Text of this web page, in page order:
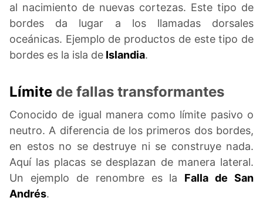
al nacimiento de nuevas cortezas. Este tipo de
bordes da lugar a los llamadas dorsales
oceánicas. Ejemplo de productos de este tipo de
bordes es la isla de Islandia.
Límite de fallas transformantes
Conocido de igual manera como límite pasivo o
neutro. A diferencia de los primeros dos bordes,
en estos no se destruye ni se construye nada.
Aquí las placas se desplazan de manera lateral.
Un ejemplo de renombre es la Falla de San
Andrés.